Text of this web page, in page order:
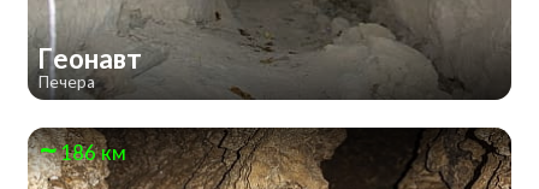
Геонавт
Печера
186 км